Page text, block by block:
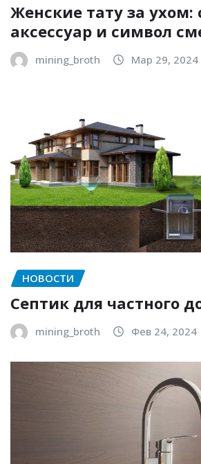
Женские тату за
аксессуар и символ
mining_broth Мар 29, 2024
НОВОСТИ
Септик для частного
mining_broth Фев 24, 2024